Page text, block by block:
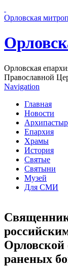
Орловская
Орловская
Православной
Navigation
Главная
Новости
Епархия
Храмы
История
Святые
Святыни
Музей
Для СМИ
Орловской
раненых